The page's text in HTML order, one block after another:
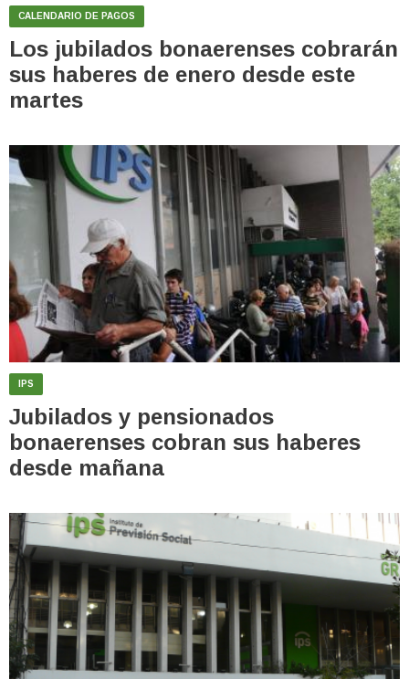
CALENDARIO DE PAGOS
Los jubilados bonaerenses cobrarán
sus haberes de enero desde este
martes
IPS
Jubilados y pensionados
bonaerenses cobran sus haberes
desde mañana